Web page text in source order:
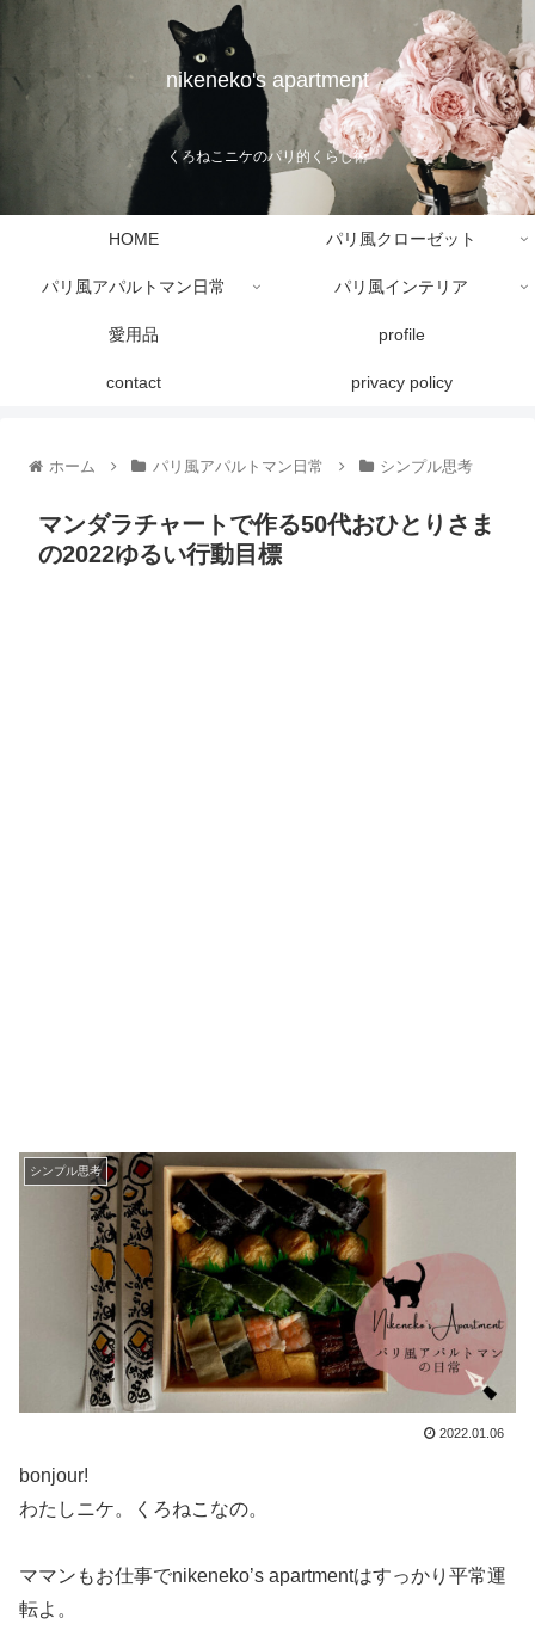
nikeneko's apartment
くろねこニケのパリ的くらし術
HOME パリ風クローゼット
パリ風アパルトマン日常 パリ風インテリア
愛用品 profile
contact privacy policy
ホーム パリ風アパルトマン日常 シンプル思考
マンダラチャートで作る50代おひとりさま
の2022ゆるい行動目標
シンプル思考
2022.01.06
bonjour!
わたしニケ。くろねこなの。
ママンもお仕事でnikeneko’s apartmentはすっかり平常運
転よ。